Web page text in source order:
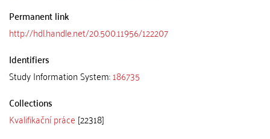
Permanent link
http://hdl.handle.net/20.500.11956/122207
Identifiers
Study Information System:186735
Collections
Kvalifikační práce [22318]